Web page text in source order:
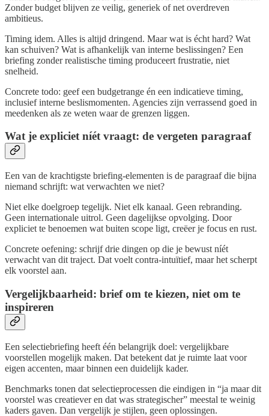
Zonder budget blijven ze veilig, generiek of net overdreven
ambitieus.
Timing idem. Alles is altijd dringend. Maar wat is écht hard? Wat
kan schuiven? Wat is afhankelijk van interne beslissingen? Een
briefing zonder realistische timing produceert frustratie, niet
snelheid.
Concrete todo: geef een budgetrange én een indicatieve timing,
inclusief interne beslismomenten. Agencies zijn verrassend goed in
meedenken als ze weten waar de grenzen liggen.
Wat je expliciet níét vraagt: de vergeten paragraaf
Een van de krachtigste briefing-elementen is de paragraaf die bijna
niemand schrijft: wat verwachten we niet?
Niet elke doelgroep tegelijk. Niet elk kanaal. Geen rebranding.
Geen internationale uitrol. Geen dagelijkse opvolging. Door
expliciet te benoemen wat buiten scope ligt, creëer je focus en rust.
Concrete oefening: schrijf drie dingen op die je bewust níét
verwacht van dit traject. Dat voelt contra-intuïtief, maar het scherpt
elk voorstel aan.
Vergelijkbaarheid: brief om te kiezen, niet om te
inspireren
Een selectiebriefing heeft één belangrijk doel: vergelijkbare
voorstellen mogelijk maken. Dat betekent dat je ruimte laat voor
eigen accenten, maar binnen een duidelijk kader.
Benchmarks tonen dat selectieprocessen die eindigen in “ja maar dit
voorstel was creatiever en dat was strategischer” meestal te weinig
kaders gaven. Dan vergelijk je stijlen, geen oplossingen.